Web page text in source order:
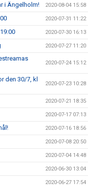
i Ängelholm! 2020-08-04 15:58
2020-07-31 11:22
2020-07-30 16:13
2020-07-27 11:20
2020-07-24 15:12
den 30/7, kl
2020-07-23 10:28
2020-07-21 18:35
2020-07-17 07:13
2020-07-16 18:56
2020-07-08 20:50
2020-07-04 14:48
2020-06-30 13:04
2020-06-27 17:54